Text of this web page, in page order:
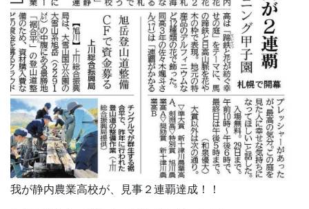
我が静内農業高校が、見事２連覇達成！！